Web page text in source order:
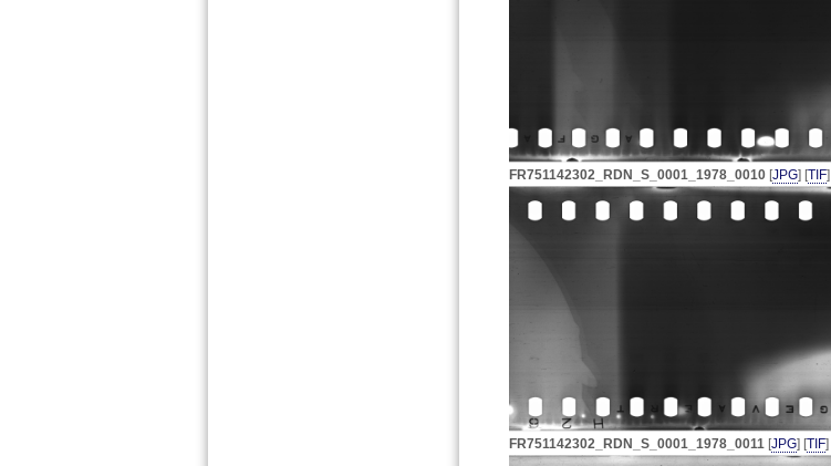
FR751142302_RDN_S_0001_1978_0010 [JPG] [TIF]
FR751142302_RDN_S_0001_1978_0011 [JPG] [TIF]